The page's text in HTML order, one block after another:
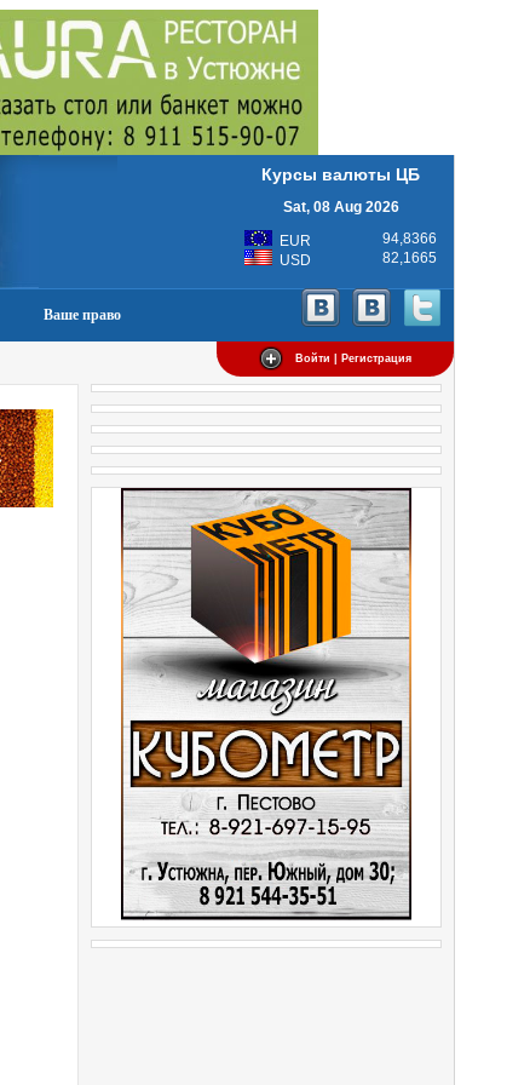
Курсы валюты ЦБ
Sat, 08 Aug 2026
EUR
94,8366
USD
82,1665
Ваше право
Войти | Регистрация